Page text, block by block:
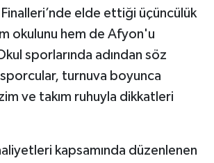
Finalleri’nde elde ettiği üçüncülük
okulunu hem de Afyon'u
sporlarında adından söz
sporcular, turnuva boyunca
ve takım ruhuyla dikkatleri
kapsamında düzenlenen